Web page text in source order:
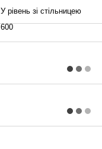
У рівень зі стільницею
600